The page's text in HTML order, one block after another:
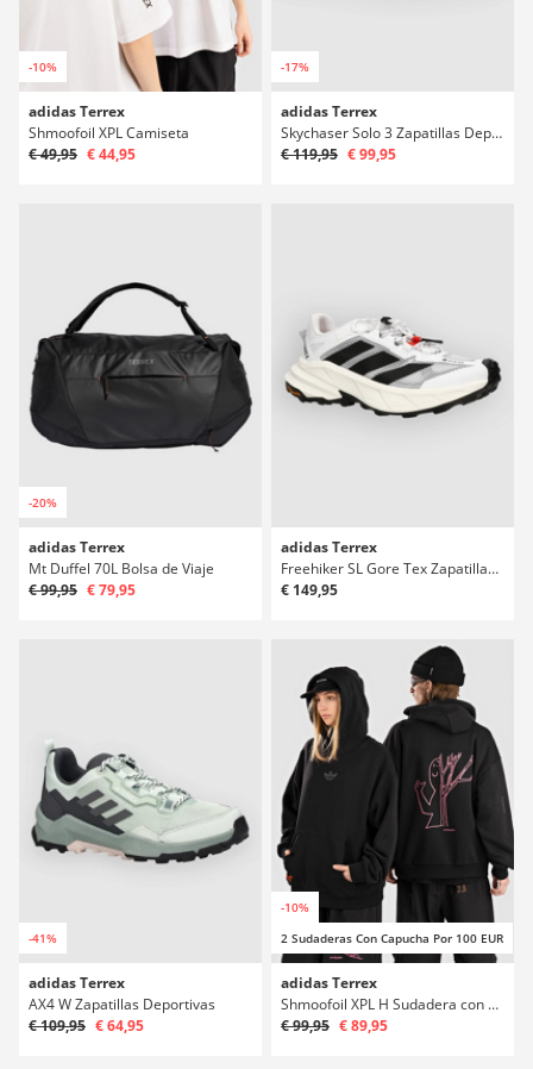
-10%
adidas Terrex
Shmoofoil XPL Camiseta
€ 49,95 € 44,95
-17%
adidas Terrex
Skychaser Solo 3 Zapatillas Deportivas
€ 119,95 € 99,95
-20%
adidas Terrex
Mt Duffel 70L Bolsa de Viaje
€ 99,95 € 79,95
adidas Terrex
Freehiker SL Gore Tex Zapatillas Deportivas
€ 149,95
-41%
adidas Terrex
AX4 W Zapatillas Deportivas
€ 109,95 € 64,95
-10%
2 Sudaderas Con Capucha Por 100 EUR
adidas Terrex
Shmoofoil XPL H Sudadera con Capucha
€ 99,95 € 89,95